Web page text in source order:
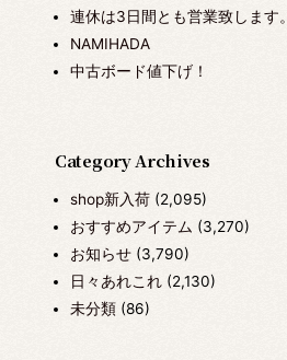
連休は3日間とも営業致します。
NAMIHADA
中古ボード値下げ！
Category Archives
shop新入荷(2,095)
おすすめアイテム (3,270)
お知らせ(3,790)
日々あれこれ(2,130)
未分類(86)